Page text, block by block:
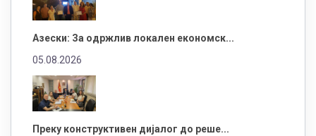
Азески: За одржлив локален економск...
05.08.2026
Преку конструктивен дијалог до реше...